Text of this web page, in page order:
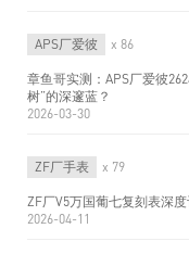
APS厂爱彼 x 86
章鱼哥实测：APS厂爱彼
树”的深邃蓝？
2026-03-30
ZF厂手表 x 79
ZF厂V5万国葡七复刻表深
2026-04-11